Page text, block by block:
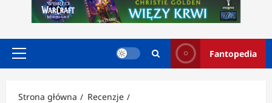
Menu
Fantopedia
Strona główna
Recenzje